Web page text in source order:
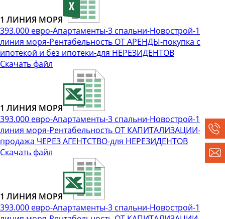
1 ЛИНИЯ МОРЯ
393.000 евро-Апартаменты-3 спальни-Новострой-1
линия моря-Рентабельность ОТ АРЕНДЫ-покупка с
ипотекой и без ипотеки-для НЕРЕЗИДЕНТОВ
Скачать файл
1 ЛИНИЯ МОРЯ
393.000 евро-Апартаменты-3 спальни-Новострой-1
линия моря-Рентабельность ОТ КАПИТАЛИЗАЦИИ-
продажа ЧЕРЕЗ АГЕНТСТВО-для НЕРЕЗИДЕНТОВ
Скачать файл
1 ЛИНИЯ МОРЯ
393.000 евро-Апартаменты-3 спальни-Новострой-1